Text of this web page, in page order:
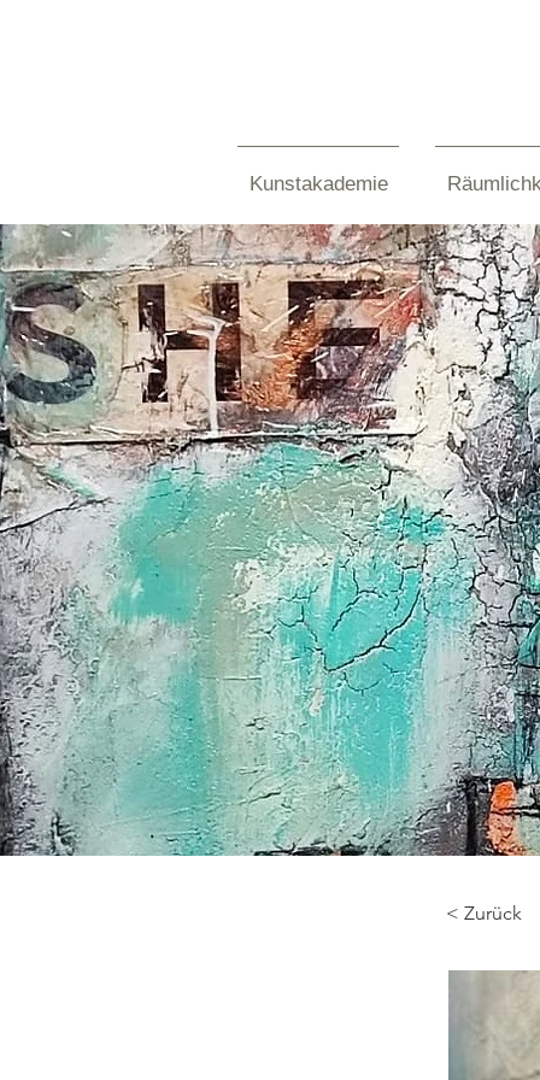
Kunstakademie
< Zurück